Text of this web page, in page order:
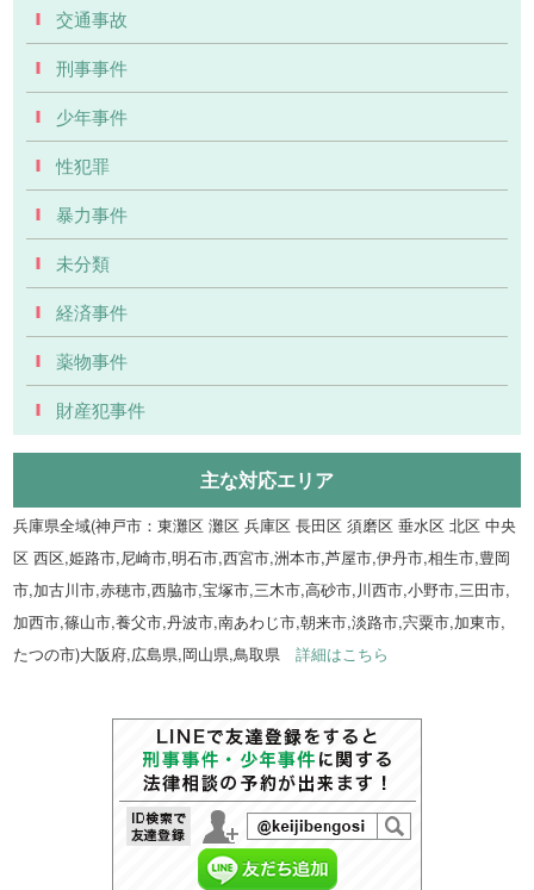
交通事故
刑事事件
少年事件
性犯罪
暴力事件
未分類
経済事件
薬物事件
財産犯事件
主な対応エリア
兵庫県全域(神戸市：東灘区 灘区 兵庫区 長田区 須磨区 垂水区 北区 中央
区 西区,姫路市,尼崎市,明石市,西宮市,洲本市,芦屋市,伊丹市,相生市,豊岡
市,加古川市,赤穂市,西脇市,宝塚市,三木市,高砂市,川西市,小野市,三田市,
加西市,篠山市,養父市,丹波市,南あわじ市,朝来市,淡路市,宍粟市,加東市,
たつの市)大阪府,広島県,岡山県,鳥取県詳細はこちら